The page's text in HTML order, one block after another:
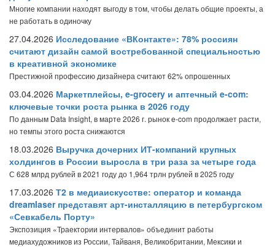
Многие компании находят выгоду в том, чтобы делать общие проекты, а
не работать в одиночку
27.04.2026 Исследование «ВКонтакте»: 78% россиян
считают дизайн самой востребованной специальностью
в креативной экономике
Престижной профессию дизайнера считают 62% опрошенных
03.04.2026 Маркетплейсы, e-grocery и аптечный e-com:
ключевые точки роста рынка в 2026 году
По данным Data Insight, в марте 2026 г. рынок e-com продолжает расти,
но темпы этого роста снижаются
18.03.2026 Выручка дочерних ИТ-компаний крупных
холдингов в России выросла в три раза за четыре года
С 628 млрд рублей в 2021 году до 1,964 трлн рублей в 2025 году
17.03.2026 Т2 в медиаискусстве: оператор и команда
dreamlaser представят арт-инсталляцию в петербургском
«Севкабель Порту»
Экспозиция «Траектории интервалов» объединит работы
медиахудожников из России, Тайваня, Великобритании, Мексики и